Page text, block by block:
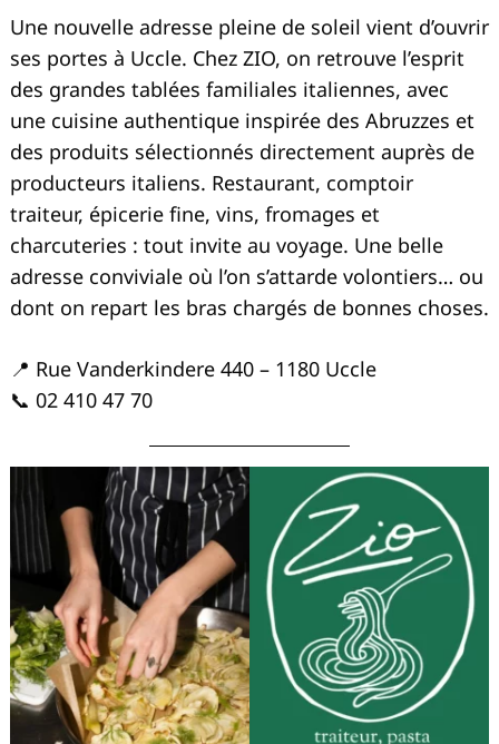
Une nouvelle adresse pleine de soleil vient d’ouvrir
ses portes à Uccle. Chez ZIO, on retrouve l’esprit
des grandes tablées familiales italiennes, avec
une cuisine authentique inspirée des Abruzzes et
des produits sélectionnés directement auprès de
producteurs italiens. Restaurant, comptoir
traiteur, épicerie fine, vins, fromages et
charcuteries : tout invite au voyage. Une belle
adresse conviviale où l’on s’attarde volontiers… ou
dont on repart les bras chargés de bonnes choses.
📍 Rue Vanderkindere 440 – 1180 Uccle
📞 02 410 47 70